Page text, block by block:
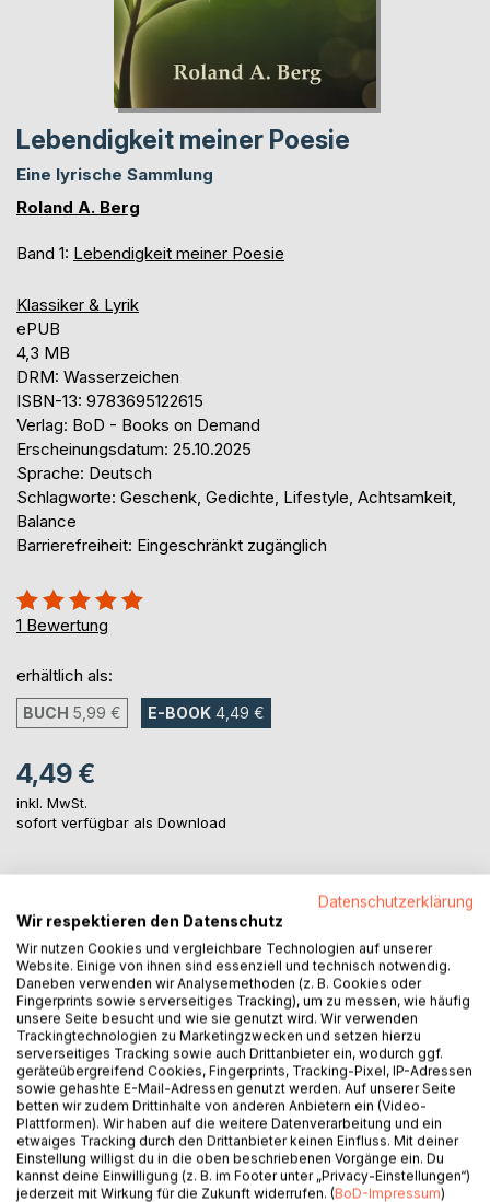
Lebendigkeit meiner Poesie
Eine lyrische Sammlung
Roland A. Berg
Band 1: Lebendigkeit meiner Poesie
Klassiker & Lyrik
ePUB
4,3 MB
DRM: Wasserzeichen
ISBN-13: 9783695122615
Verlag: BoD - Books on Demand
Erscheinungsdatum: 25.10.2025
Sprache: Deutsch
Schlagworte: Geschenk, Gedichte, Lifestyle, Achtsamkeit,
Balance
Barrierefreiheit: Eingeschränkt zugänglich
Bewertung::
100%
1 Bewertung
erhältlich als:
BUCH 5,99 € E-BOOK 4,49 €
4,49 €
inkl. MwSt.
sofort verfügbar als Download
Auf die Merkliste
Titel bewerten
BESCHREIBUNG
Datenschutzerklärung
Wir respektieren den Datenschutz
Wir nutzen Cookies und vergleichbare Technologien auf unserer
Website. Einige von ihnen sind essenziell und technisch notwendig.
Daneben verwenden wir Analysemethoden (z. B. Cookies oder
Fingerprints sowie serverseitiges Tracking), um zu messen, wie häufig
unsere Seite besucht und wie sie genutzt wird. Wir verwenden
Trackingtechnologien zu Marketingzwecken und setzen hierzu
serverseitiges Tracking sowie auch Drittanbieter ein, wodurch ggf.
geräteübergreifend Cookies, Fingerprints, Tracking-Pixel, IP-Adressen
sowie gehashte E-Mail-Adressen genutzt werden. Auf unserer Seite
betten wir zudem Drittinhalte von anderen Anbietern ein (Video-
Plattformen). Wir haben auf die weitere Datenverarbeitung und ein
etwaiges Tracking durch den Drittanbieter keinen Einfluss. Mit deiner
Einstellung willigst du in die oben beschriebenen Vorgänge ein. Du
kannst deine Einwilligung (z. B. im Footer unter „Privacy-Einstellungen“)
jederzeit mit Wirkung für die Zukunft widerrufen. (BoD-Impressum)